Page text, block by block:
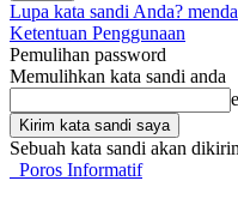
Lupa kata sandi Anda?
Ketentuan Penggunaan
Pemulihan password
Memulihkan kata sandi anda
Sebuah kata sandi akan
Poros Informatif